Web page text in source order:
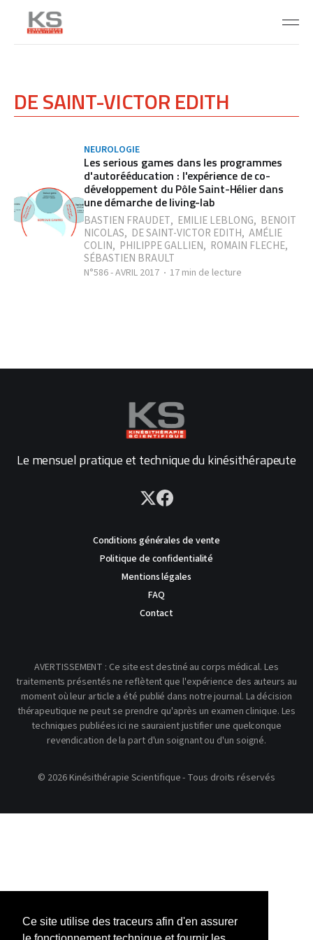
Ce site utilise des traceurs afin d'en assurer
DE SAINT-VICTOR EDITH
NEUROLOGIE
Les serious games dans les programmes
d'autorééducation : l'expérience de co-
développement du Pôle Saint-Hélier dans
une démarche de living-lab
BASTIEN FRAUDET, EMILIE LEBLONG, BENOIT
NICOLAS, DE SAINT-VICTOR EDITH, AMÉLIE
COLIN, PHILIPPE GALLIEN, ROMAIN FLECHE,
SÉBASTIEN BRAULT
N°586 - AVRIL 2017 17 min de lecture
Le mensuel pratique et technique du kinésithérapeute
Conditions générales de vente
Politique de confidentialité
Mentions légales
FAQ
Contact
AVERTISSEMENT : Ce site est destiné au corps médical. Les
traitements présentés ne reflètent que l'expérience des auteurs au
moment où leur article a été publié dans notre journal. La décision
thérapeutique ne peut se prendre qu'après un examen clinique. Les
techniques publiées ici ne sauraient justifier une quelconque
revendication de la part d'un soignant ou d'un soigné.
© 2026 Kinésithérapie Scientifique - Tous droits réservés